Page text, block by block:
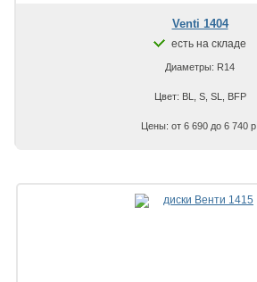
Venti 1404
есть на складе
Диаметры: R14
Цвет: BL, S, SL, BFP
Цены: от 6 690 до 6 740 р.